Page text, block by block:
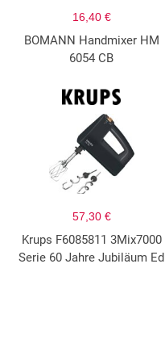
16,40 €
BOMANN Handmixer HM
6054 CB
57,30 €
Krups F6085811 3Mix7000
Serie 60 Jahre Jubiläum Ed